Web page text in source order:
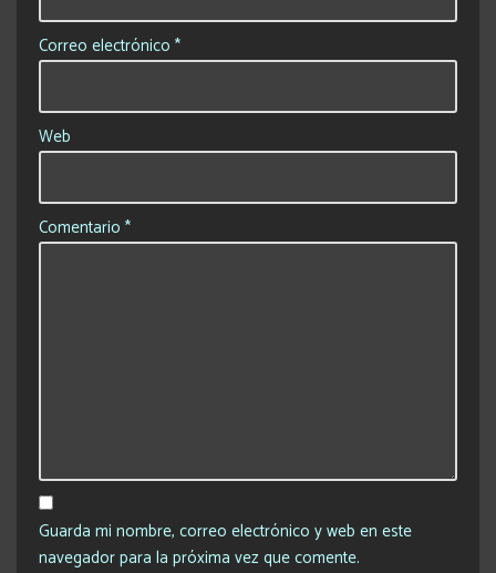
Correo electrónico *
Web
Comentario *
Guarda mi nombre, correo electrónico y web en este
navegador para la próxima vez que comente.